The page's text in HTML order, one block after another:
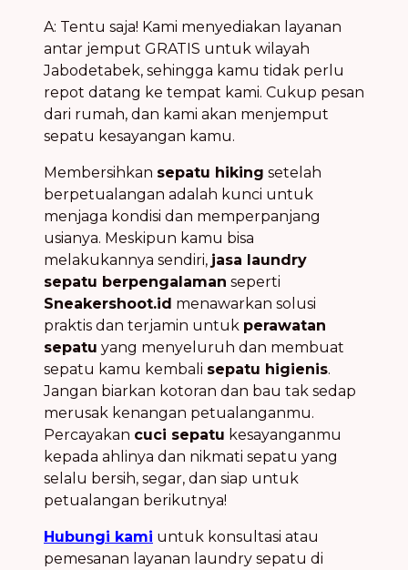
A: Tentu saja! Kami menyediakan layanan
antar jemput GRATIS untuk wilayah
Jabodetabek, sehingga kamu tidak perlu
repot datang ke tempat kami. Cukup pesan
dari rumah, dan kami akan menjemput
sepatu kesayangan kamu.
Membersihkan sepatu hiking setelah
berpetualangan adalah kunci untuk
menjaga kondisi dan memperpanjang
usianya. Meskipun kamu bisa
melakukannya sendiri, jasa laundry
sepatu berpengalaman seperti
Sneakershoot.id menawarkan solusi
praktis dan terjamin untuk perawatan
sepatu yang menyeluruh dan membuat
sepatu kamu kembali sepatu higienis.
Jangan biarkan kotoran dan bau tak sedap
merusak kenangan petualanganmu.
Percayakan cuci sepatu kesayanganmu
kepada ahlinya dan nikmati sepatu yang
selalu bersih, segar, dan siap untuk
petualangan berikutnya!
Hubungi kami untuk konsultasi atau
pemesanan layanan laundry sepatu di